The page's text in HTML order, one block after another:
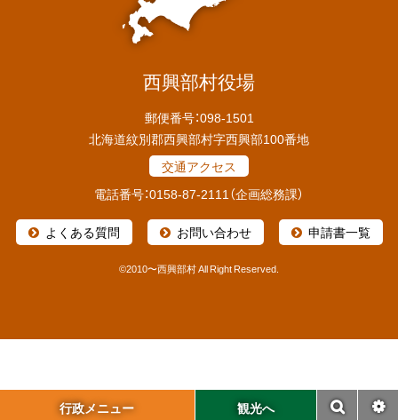
行政メニュー 観光へ
西興部村役場
郵便番号：098-1501
北海道紋別郡西興部村字西興部100番地
交通アクセス
電話番号：0158-87-2111（企画総務課）
よくある質問 お問い合わせ 申請書一覧
©2010〜西興部村 All Right Reserved.